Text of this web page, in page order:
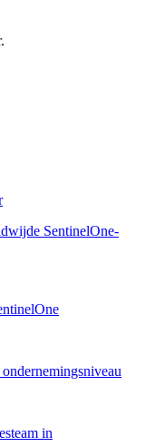
SentinelOne-
in